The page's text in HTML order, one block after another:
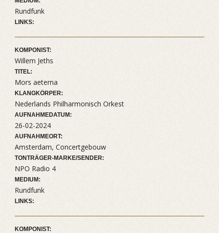
Rundfunk
LINKS:
KOMPONIST:
Willem Jeths
TITEL:
Mors aeterna
KLANGKÖRPER:
Nederlands Philharmonisch Orkest
AUFNAHMEDATUM:
26-02-2024
AUFNAHMEORT:
Amsterdam, Concertgebouw
TONTRÄGER-MARKE/SENDER:
NPO Radio 4
MEDIUM:
Rundfunk
LINKS:
KOMPONIST: